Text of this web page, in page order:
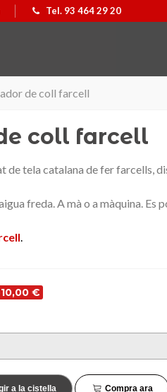
Tel. 93 464 29 20
de coll farcell
coll farcell
tela catalana de fer farcells,
freda. A mà o a màquina. Es
.
€
a la cistella Compra ara